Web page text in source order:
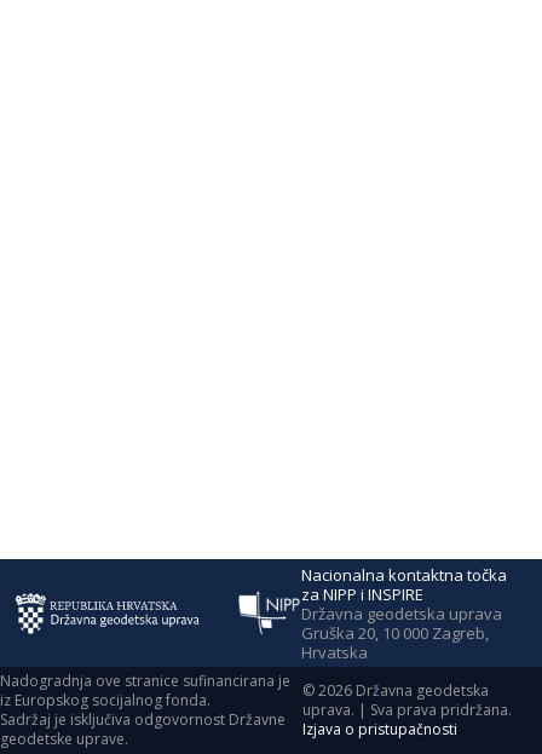
Nacionalna kontaktna točka
za NIPP i INSPIRE
Državna geodetska uprava
Gruška 20, 10 000 Zagreb,
Hrvatska
Nadogradnja ove stranice sufinancirana je
iz Europskog socijalnog fonda.
Sadržaj je isključiva odgovornost Državne
geodetske uprave.
©2026 Državna geodetska
uprava. | Sva prava pridržana.
Izjava o pristupačnosti